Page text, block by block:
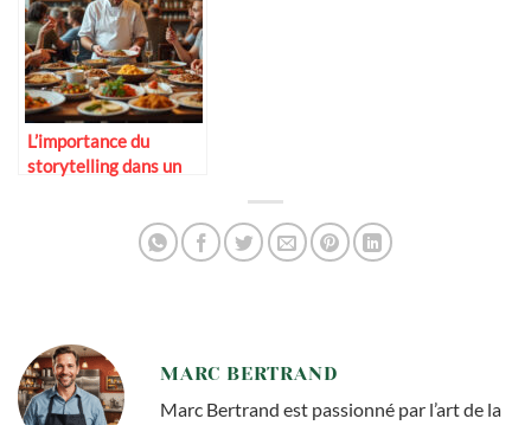
L’importance du
storytelling dans un
MARC BERTRAND
Marc Bertrand est passionné par l’art de la